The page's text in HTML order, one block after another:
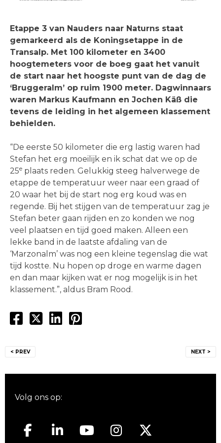
Etappe 3 van Nauders naar Naturns staat
gemarkeerd als de Koningsetappe in de
Transalp. Met 100 kilometer en 3400
hoogtemeters voor de boeg gaat het vanuit
de start naar het hoogste punt van de dag de
‘Bruggeralm’ op ruim 1900 meter. Dagwinnaars
waren Markus Kaufmann en Jochen Käß die
tevens de leiding in het algemeen klassement
behielden.
“De eerste 50 kilometer die erg lastig waren had
Stefan het erg moeilijk en ik schat dat we op de
25e plaats reden. Gelukkig steeg halverwege de
etappe de temperatuur weer naar een graad of
20 waar het bij de start nog erg koud was en
regende. Bij het stijgen van de temperatuur zag je
Stefan beter gaan rijden en zo konden we nog
veel plaatsen en tijd goed maken. Alleen een
lekke band in de laatste afdaling van de
‘Marzonalm’ was nog een kleine tegenslag die wat
tijd kostte. Nu hopen op droge en warme dagen
en dan maar kijken wat er nog mogelijk is in het
klassement.”, aldus Bram Rood.
navigatie
< PREV NEXT >
Volg ons op: